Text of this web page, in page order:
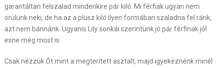
garantáltan felszalad mindenkire pár kiló. Mi férfiak ugyan nem
örülünk neki, de ha az a plusz kiló ilyen formában szaladna fel ránk,
azt nem bánnánk. Ugyanis Lily sonkái szerintünk jó pár férfinak jól
esne még most is.
Csak nézzük Őt mint a megterített asztalt, majd igyekeznénk minél